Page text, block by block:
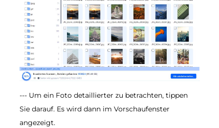
--- Um ein Foto detaillierter zu betrachten, tippen
Sie darauf. Es wird dann im Vorschaufenster
angezeigt.